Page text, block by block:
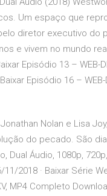
Um espaço que
diretor executivo do
e vivem no mundo
Episódio 13 – WEB-
Episódio 16 –
Nolan e Lisa
do pecado. São
Dual Áudio, 1080p,
2018 · Baixar Série
MP4 Completo